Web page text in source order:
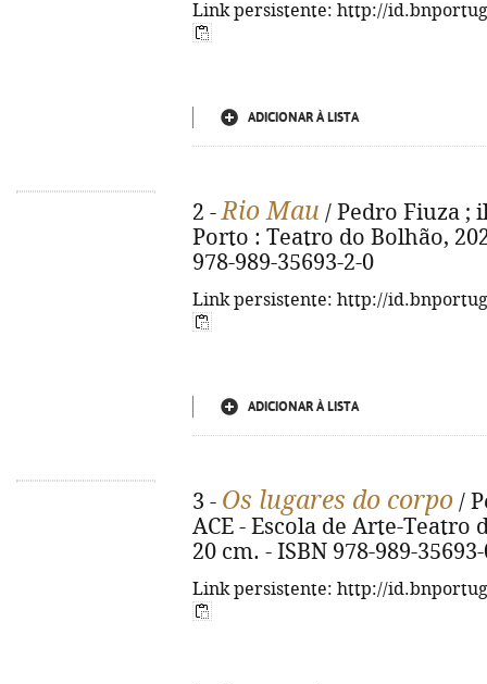
Link persistente: http://
ADICIONAR À LISTA
2 -Rio Mau / Pedro Fiuza ;
Porto : Teatro do Bolhão,
978-989-35693-2-0
Link persistente: http://
ADICIONAR À LISTA
3 - Os lugares do corpo /
ACE - Escola de Arte-Teatro
20 cm. - ISBN 978-989-
Link persistente: http://